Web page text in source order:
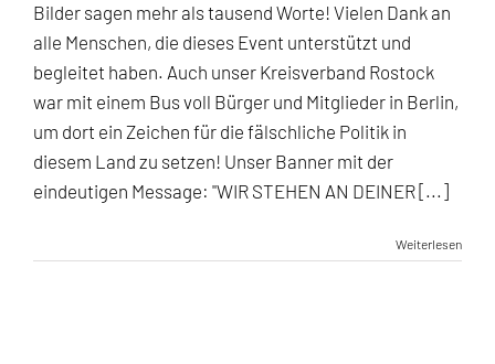
AfD
am
08.10.2022
Bilder sagen mehr als tausend Worte! Vielen Dank an
alle Menschen, die dieses Event unterstützt und
begleitet haben. Auch unser Kreisverband Rostock
war mit einem Bus voll Bürger und Mitglieder in Berlin,
um dort ein Zeichen für die fälschliche Politik in
diesem Land zu setzen! Unser Banner mit der
eindeutigen Message: "WIR STEHEN AN DEINER [...]
Weiterlesen